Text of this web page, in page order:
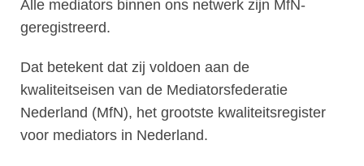
Alle mediators binnen ons netwerk zijn MfN-
geregistreerd.
Dat betekent dat zij voldoen aan de
kwaliteitseisen van de Mediatorsfederatie
Nederland (MfN), het grootste kwaliteitsregister
voor mediators in Nederland.